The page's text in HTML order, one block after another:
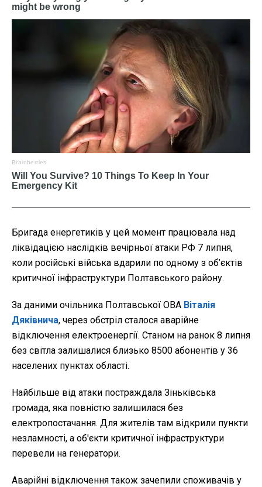
Бригада енергетиків у цей момент працювала над
ліквідацією наслідків вечірньої атаки РФ 7 липня,
коли російські війська вдарили по одному з об’єктів
критичної інфраструктури Полтавського району.
За даними очільника Полтавської ОВА Віталія
Дяківнича, через обстріл сталося аварійне
відключення електроенергії. Станом на ранок 8 липня
без світла залишалися близько 8500 абонентів у 36
населених пунктах області.
Найбільше від атаки постраждала Зіньківська
громада, яка повністю залишилася без
електропостачання. Для жителів там відкрили пункти
незламності, а об'єкти критичної інфраструктури
перевели на генератори.
Аварійні відключення також зачепили споживачів у